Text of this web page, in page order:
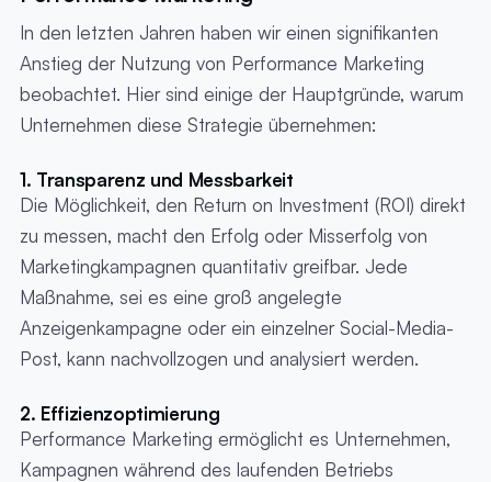
In den letzten Jahren haben wir einen signifikanten
Anstieg der Nutzung von Performance Marketing
beobachtet. Hier sind einige der Hauptgründe, warum
Unternehmen diese Strategie übernehmen:
1. Transparenz und Messbarkeit
Die Möglichkeit, den Return on Investment (ROI) direkt
zu messen, macht den Erfolg oder Misserfolg von
Marketingkampagnen quantitativ greifbar. Jede
Maßnahme, sei es eine groß angelegte
Anzeigenkampagne oder ein einzelner Social-Media-
Post, kann nachvollzogen und analysiert werden.
2. Effizienzoptimierung
Performance Marketing ermöglicht es Unternehmen,
Kampagnen während des laufenden Betriebs